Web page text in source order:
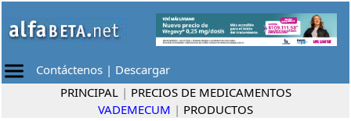
Contáctenos | Descargar
PRINCIPAL | PRECIOS DE MEDICAMENTOS
VADEMECUM | PRODUCTOS